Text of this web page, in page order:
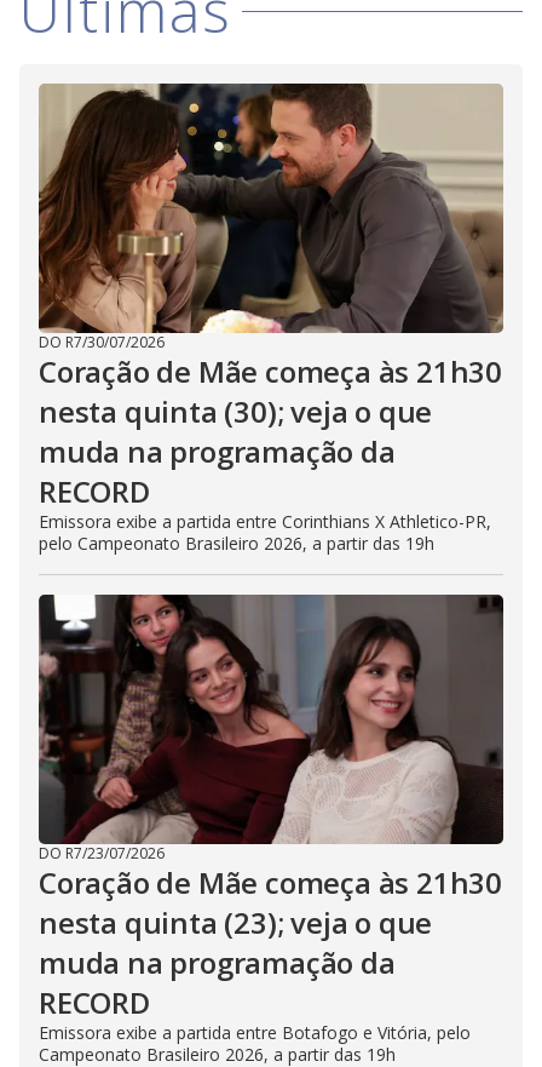
i
d
e
o
DO R7/30/07/2026
Coração de Mãe começa às 21h30
nesta quinta (30); veja o que
muda na programação da
RECORD
Emissora exibe a partida entre Corinthians X Athletico-PR,
pelo Campeonato Brasileiro 2026, a partir das 19h
DO R7/23/07/2026
Coração de Mãe começa às 21h30
nesta quinta (23); veja o que
muda na programação da
RECORD
Emissora exibe a partida entre Botafogo e Vitória, pelo
Campeonato Brasileiro 2026, a partir das 19h